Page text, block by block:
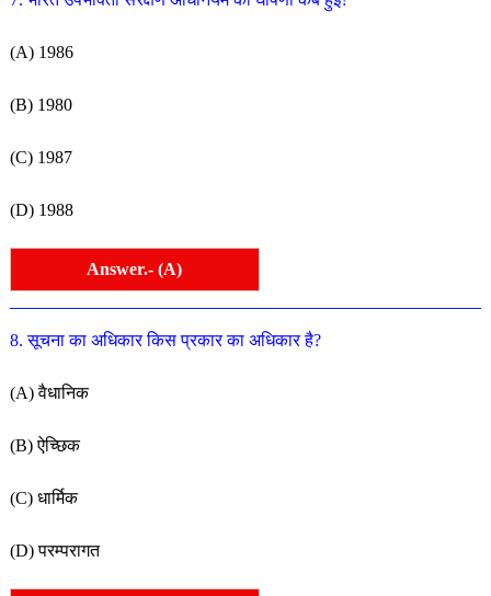
(A) 1986
(B) 1980
(C) 1987
(D) 1988
Answer.- (A)
8. सूचना का अधिकार किस प्रकार का अधिकार है?
(A) वैधानिक
(B) ऐच्छिक
(C) धार्मिक
(D) परम्परागत